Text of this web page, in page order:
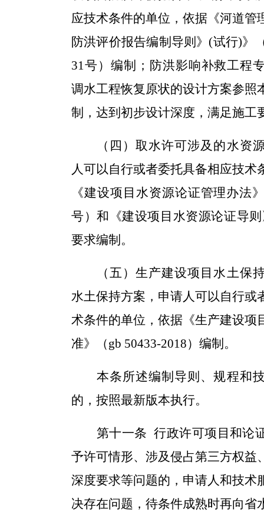
应技术条件的单位，依据《河道管
防洪评价报告编制导则》(试行)》
31号）编制；防洪影响补救工程
调水工程恢复原状的设计方案参照
制，达到初步设计深度，满足施工
（四）取水许可涉及的水资
人可以自行或者委托具备相应技术
《建设项目水资源论证管理办法
号）和《建设项目水资源论证导则
要求编制。
（五）生产建设项目水土保
水土保持方案，申请人可以自行或
术条件的单位，依据《生产建设项
准》（gb 50433-2018）编制。
本条所述编制导则、规程和
的，按照最新版本执行。
第十一条 行政许可项目和论
予许可情形、涉及侵占第三方权益
深度要求等问题的，申请人和技术
决存在问题，待条件成熟时再向省